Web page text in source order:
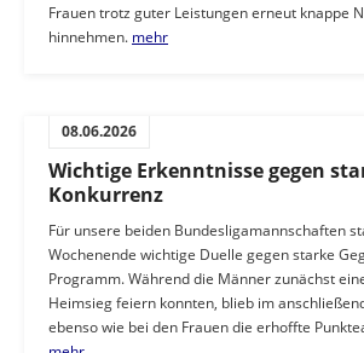
Frauen trotz guter Leistungen erneut knappe
hinnehmen. mehr
08.06.2026
Wichtige Erkenntnisse gegen
Konkurrenz
Für unsere beiden Bundesligamannschaften
Wochenende wichtige Duelle gegen starke
Programm. Während die Männer zunächst
Heimsieg feiern konnten, blieb im
ebenso wie bei den Frauen die erhoffte